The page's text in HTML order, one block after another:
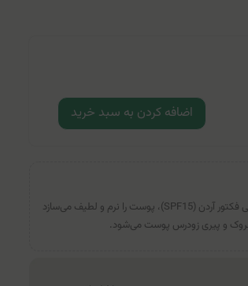
اضافه کردن به سبد خرید
کرم روز کاسه ای مرطوب‌کننده و روشن‌کننده حاوی ویتامین C سی فکتور آردن (SPF15)، پوست را نرم و لطیف می‌سازد
چروک و پیری زودرس پوست می‌شود.